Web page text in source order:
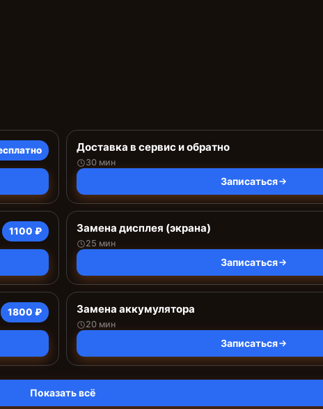
Доставка в сервис и обратно
30 мин
Записаться
1100 ₽ Замена дисплея (экрана)
25 мин
Записаться
1800 ₽ Замена аккумулятора
20 мин
Записаться
Показать всё